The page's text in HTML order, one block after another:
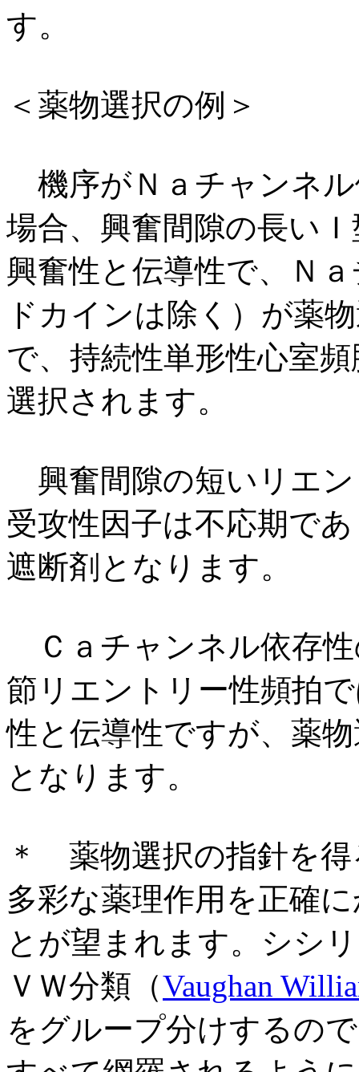
す。
＜薬物選択の例＞
機序がＮａチャンネ
場合、興奮間隙の長い
興奮性と伝導性で、Ｎ
ドカインは除く）が薬
で、持続性単形性心室
選択されます。
興奮間隙の短いリエ
受攻性因子は不応期で
遮断剤となります。
Ｃａチャンネル依存
節リエントリー性頻拍
性と伝導性ですが、薬
となります。
＊ 薬物選択の指針を
多彩な薬理作用を正確
とが望まれます。シシ
ＶＷ分類（Vaughan
をグループ分けするの